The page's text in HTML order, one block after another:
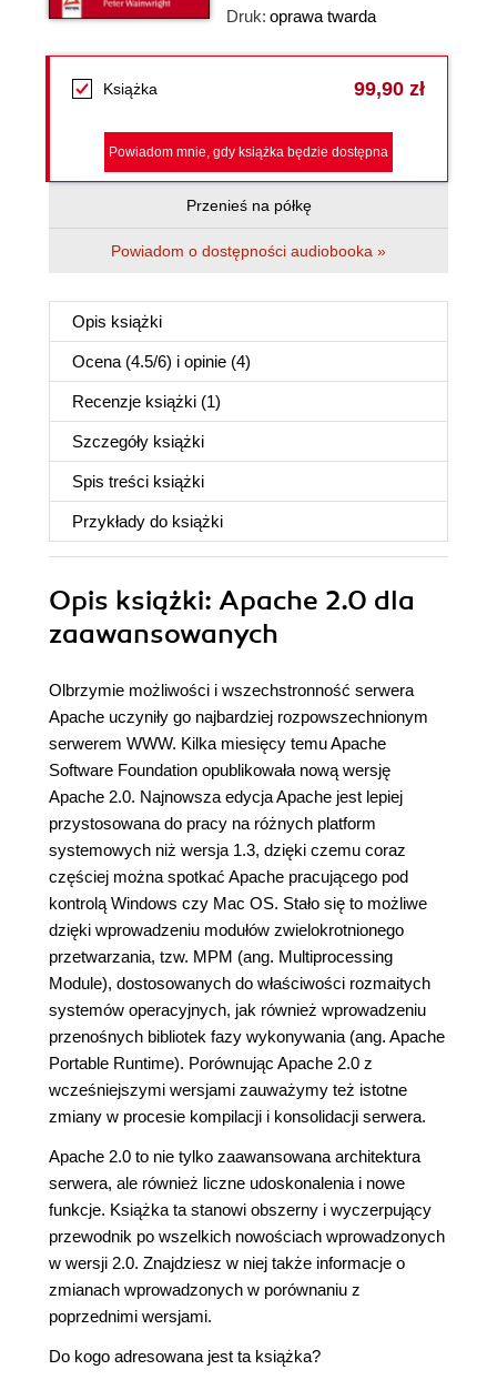
Druk: oprawa twarda
Książka 99,90 zł
Powiadom mnie, gdy książka będzie dostępna
Przenieś na półkę
Powiadom o dostępności audiobooka »
Opis książki
Ocena (4.5/6) i opinie (4)
Recenzje książki (1)
Szczegóły książki
Spis treści książki
Przykłady do książki
Opis książki: Apache 2.0 dla
zaawansowanych
Olbrzymie możliwości i wszechstronność serwera
Apache uczyniły go najbardziej rozpowszechnionym
serwerem WWW. Kilka miesięcy temu Apache
Software Foundation opublikowała nową wersję
Apache 2.0. Najnowsza edycja Apache jest lepiej
przystosowana do pracy na różnych platform
systemowych niż wersja 1.3, dzięki czemu coraz
częściej można spotkać Apache pracującego pod
kontrolą Windows czy Mac OS. Stało się to możliwe
dzięki wprowadzeniu modułów zwielokrotnionego
przetwarzania, tzw. MPM (ang. Multiprocessing
Module), dostosowanych do właściwości rozmaitych
systemów operacyjnych, jak również wprowadzeniu
przenośnych bibliotek fazy wykonywania (ang. Apache
Portable Runtime). Porównując Apache 2.0 z
wcześniejszymi wersjami zauważymy też istotne
zmiany w procesie kompilacji i konsolidacji serwera.
Apache 2.0 to nie tylko zaawansowana architektura
serwera, ale również liczne udoskonalenia i nowe
funkcje. Książka ta stanowi obszerny i wyczerpujący
przewodnik po wszelkich nowościach wprowadzonych
w wersji 2.0. Znajdziesz w niej także informacje o
zmianach wprowadzonych w porównaniu z
poprzednimi wersjami.
Do kogo adresowana jest ta książka?